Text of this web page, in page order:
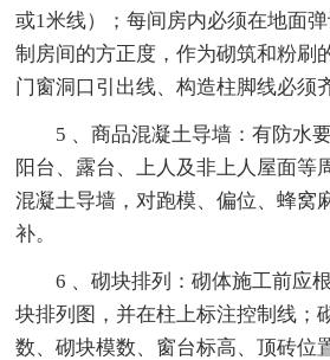
或1米线）；每间房内必须在地面
制房间的方正度，作为砌筑和粉刷
门窗洞口引出线、构造柱脚线必须
5 、商品混凝土导墙：有防水要
阳台、露台、上人及非上人屋面等
混凝土导墙，对跑模、偏位、蜂窝
补。
6 、砌块排列：砌体施工前应根
块排列图，并在柱上标注控制线；
数、砌块模数、窗台标高、顶砖位